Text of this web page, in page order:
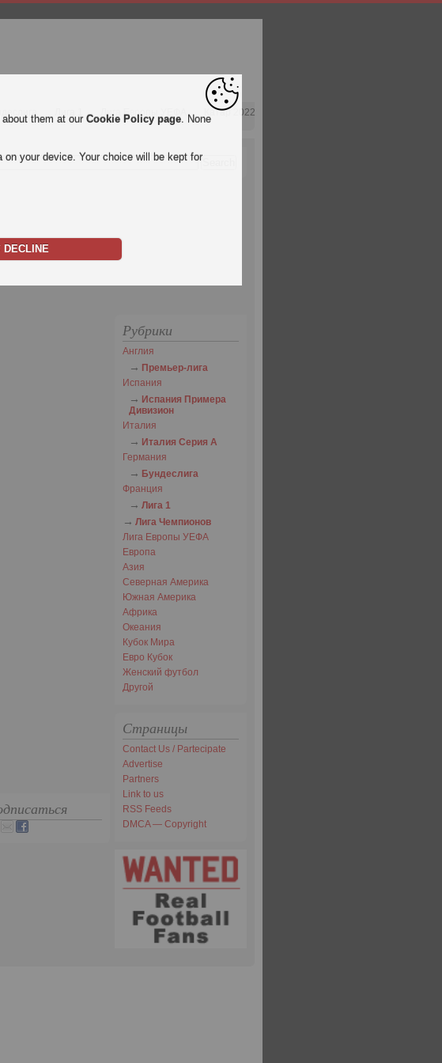
Лига 1 Лига Европы УЕФА Катар 2022
Рубрики
Англия
Премьер-лига
Испания
Испания Примера
Дивизион
Италия
Италия Серия А
Германия
Бундеслига
Франция
Лига 1
Лига Чемпионов
Лига Европы УЕФА
Европа
Азия
Северная Америка
Южная Америка
Африка
Океания
Кубок Мира
Евро Кубок
Женский футбол
Другой
Страницы
Contact Us / Partecipate
Advertise
Partners
Link to us
RSS Feeds
DMCA — Copyright
them at our Cookie Policy page. None
your device. Your choice will be kept for
DECLINE